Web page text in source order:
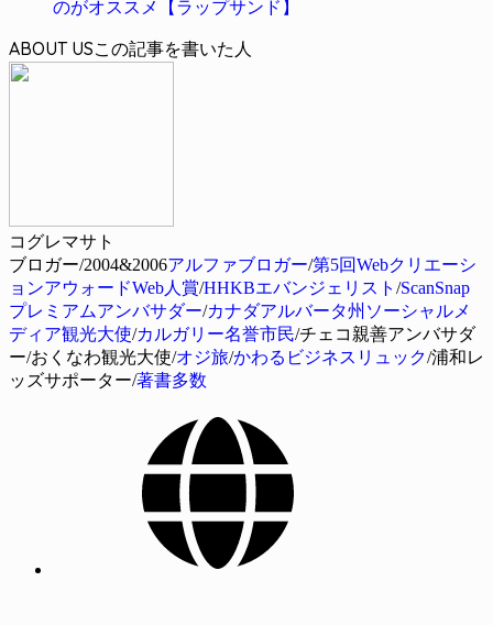
のがオススメ【ラップサンド】
ABOUT US
コグレマサト
ブロガー/2004&2006アルファブロガー/第5回Webクリエーシ
ョンアウォードWeb人賞/HHKBエバンジェリスト /ScanSnap
プレミアムアンバサダー/カナダアルバータ州ソーシャルメ
ディア観光大使/カルガリー名誉市民/チェコ親善アンバサダ
ー/おくなわ観光大使/オジ旅/かわるビジネスリュック/浦和レ
ッズサポーター/著書多数